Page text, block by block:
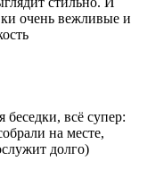
очень вежливые и
всё супер:
на месте,
долго)